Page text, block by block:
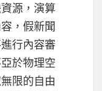
源，演算
，假新聞
行內容審
於物理空
限的自由